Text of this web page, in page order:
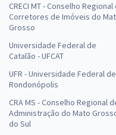
R$
ALEAM - Assembleia
CRECI MT - Conselho Regional
Corretores de Imóveis do
Grosso
Universidade Federal de
Catalão - UFCAT
UFR - Universidade Federal de
Rondonópolis
CRA MS - Conselho Regional
Administração do Mato
do Sul